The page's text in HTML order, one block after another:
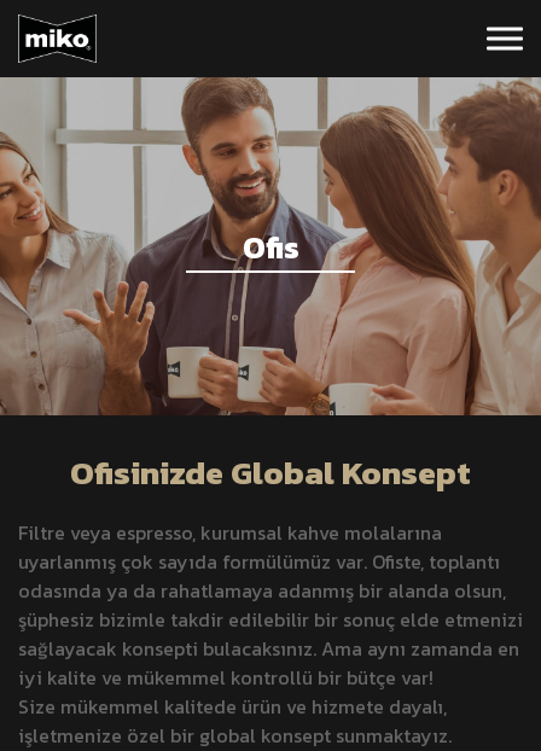
Ofis
Ofisinizde Global Konsept
Filtre veya espresso, kurumsal kahve molalarına
uyarlanmış çok sayıda formülümüz var. Ofiste, toplantı
odasında ya da rahatlamaya adanmış bir alanda olsun,
şüphesiz bizimle takdir edilebilir bir sonuç elde etmenizi
sağlayacak konsepti bulacaksınız. Ama aynı zamanda en
iyi kalite ve mükemmel kontrollü bir bütçe var!
Size mükemmel kalitede ürün ve hizmete dayalı,
işletmenize özel bir global konsept sunmaktayız.